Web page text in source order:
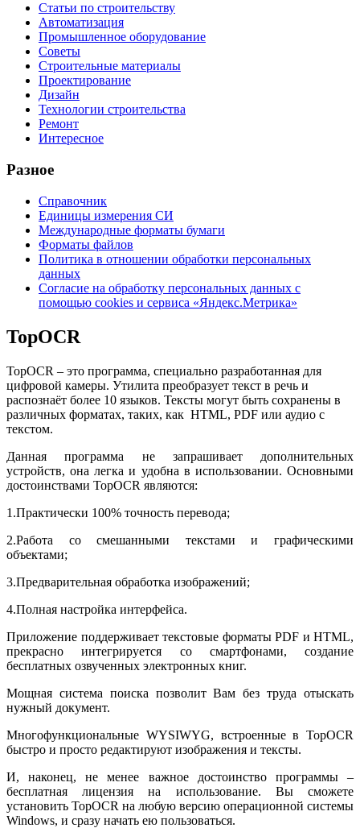
Статьи по строительству
Автоматизация
Промышленное оборудование
Советы
Строительные материалы
Проектирование
Дизайн
Технологии строительства
Ремонт
Интересное
Разное
Справочник
Единицы измерения СИ
Международные форматы бумаги
Форматы файлов
Политика в отношении обработки персональных
данных
Согласие на обработку персональных данных с
помощью cookies и сервиса «Яндекс.Метрика»
TopOCR
TopOCR – это программа, специально разработанная для
цифровой камеры. Утилита преобразует текст в речь и
распознаёт более 10 языков. Тексты могут быть сохранены в
различных форматах, таких, как HTML, PDF или аудио с
текстом.
Данная программа не запрашивает дополнительных
устройств, она легка и удобна в использовании. Основными
достоинствами TopOCR являются:
1.Практически 100% точность перевода;
2.Работа со смешанными текстами и графическими
объектами;
3.Предварительная обработка изображений;
4.Полная настройка интерфейса.
Приложение поддерживает текстовые форматы PDF и HTML,
прекрасно интегрируется со смартфонами, создание
бесплатных озвученных электронных книг.
Мощная система поиска позволит Вам без труда отыскать
нужный документ.
Многофункциональные WYSIWYG, встроенные в TopOCR
быстро и просто редактируют изображения и тексты.
И, наконец, не менее важное достоинство программы –
бесплатная лицензия на использование. Вы сможете
установить TopOCR на любую версию операционной системы
Windows, и сразу начать ею пользоваться.